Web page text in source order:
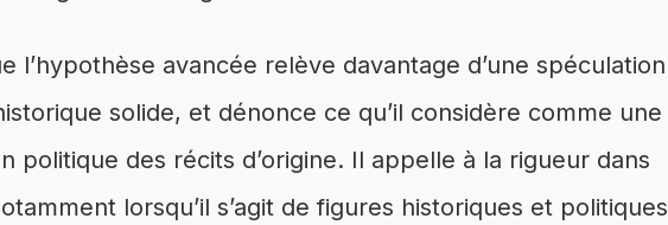
l’hypothèse avancée relève davantage d’une spéculation
solide, et dénonce ce qu’il considère comme une
politique des récits d’origine. Il appelle à la rigueur dans
lorsqu’il s’agit de figures historiques et politiques